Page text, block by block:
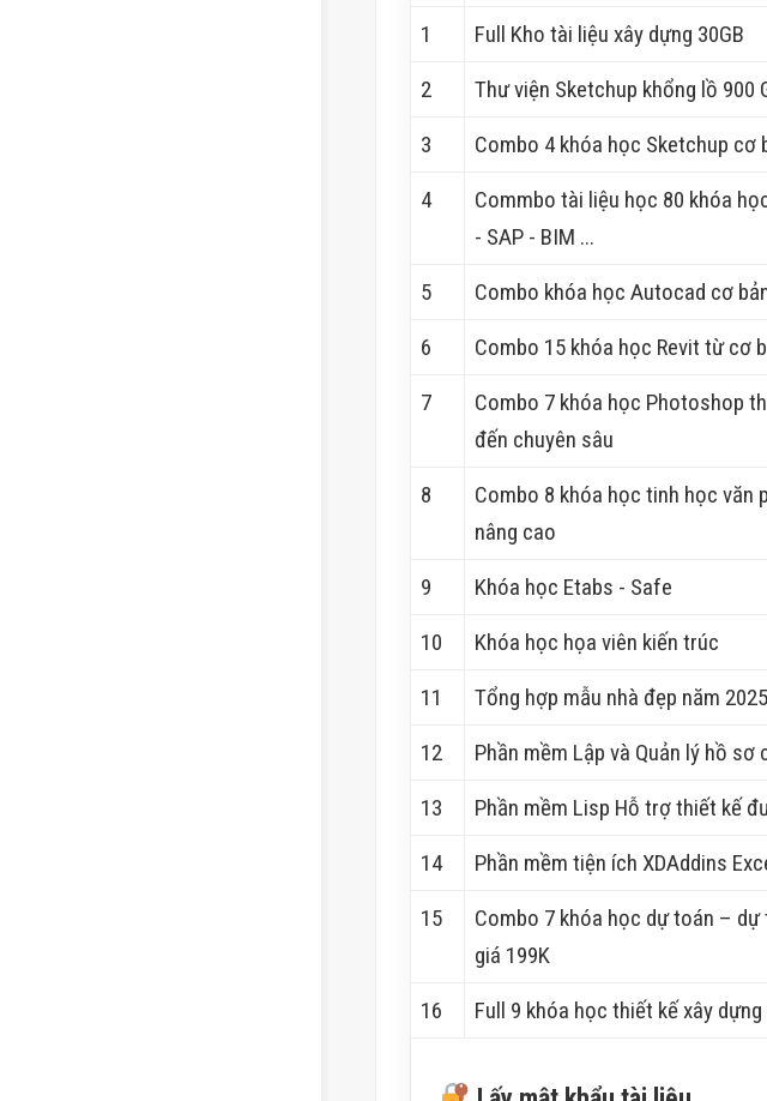
1
Full Kho tài liệu xây dựng 30GB
2
Thư viện Sketchup khổng lồ 900
3
Combo 4 khóa học Sketchup cơ
4
Commbo tài liệu học 80 khóa
- SAP - BIM ...
5 Combo khóa học Autocad cơ
6
Combo 15 khóa học Revit từ cơ
7
Combo 7 khóa học Photoshop
đến chuyên sâu
8
Combo 8 khóa học tinh học văn
nâng cao
9 Khóa học Etabs - Safe
10
Khóa học họa viên kiến trúc
11
Tổng hợp mẫu nhà đẹp năm 2025
12
Phần mềm Lập và Quản lý hồ sơ
13
Phần mềm Lisp Hỗ trợ thiết kế
14
Phần mềm tiện ích XDAddins
15
Combo 7 khóa học dự toán –
giá 199K
16 Full 9 khóa học thiết kế xây